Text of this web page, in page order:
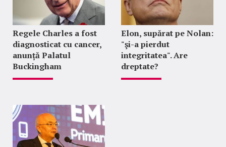
Regele Charles a fost
diagnosticat cu cancer,
anunță Palatul
Buckingham
Elon, supărat pe Nolan:
"şi-a pierdut
integritatea". Are
dreptate?